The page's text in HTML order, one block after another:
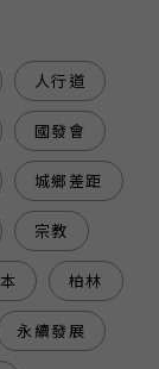
人行道
國發會
城鄉差距
宗教
柏林
永續發展